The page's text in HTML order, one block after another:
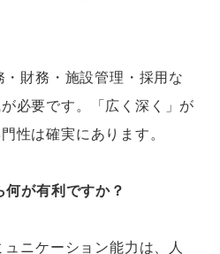
財務・施設管理・採用な
必要です。「広く深く」が
性は確実にあります。
が有利ですか？
ニケーション能力は、人